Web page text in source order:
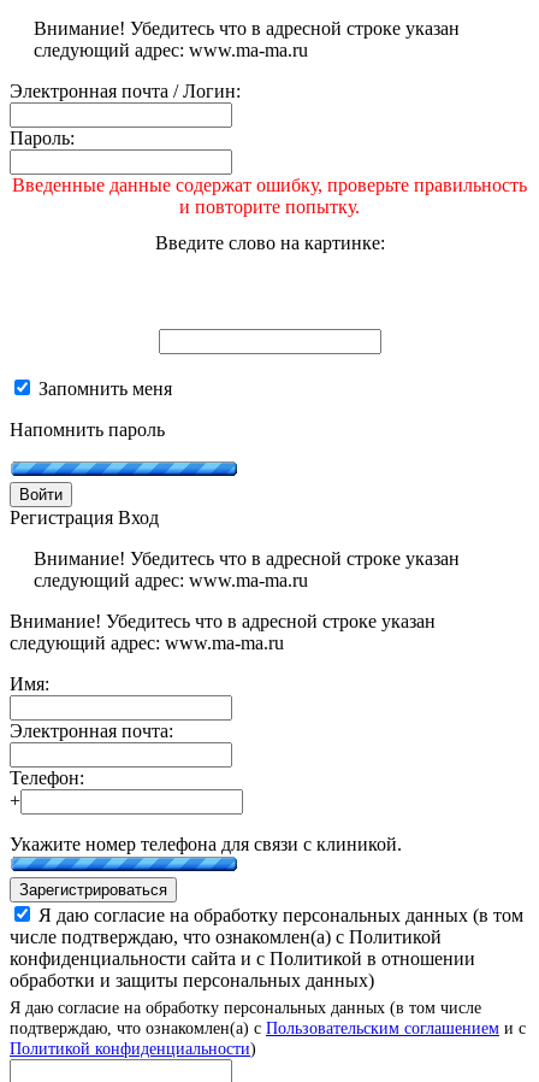
Внимание! Убедитесь что в адресной строке указан
следующий адрес: www.ma-ma.ru
Электронная почта / Логин:
Пароль:
Введенные данные содержат ошибку, проверьте правильность
и повторите попытку.
Введите слово на картинке:
Запомнить меня
Напомнить пароль
Войти
Регистрация Вход
Внимание! Убедитесь что в адресной строке указан
следующий адрес: www.ma-ma.ru
Внимание! Убедитесь что в адресной строке указан
следующий адрес: www.ma-ma.ru
Имя:
Электронная почта:
Телефон:
+
Укажите номер телефона для связи с клиникой.
Зарегистрироваться
Я даю согласие на обработку персональных данных (в том
числе подтверждаю, что ознакомлен(а) с Политикой
конфиденциальности сайта и с Политикой в отношении
обработки и защиты персональных данных)
Я даю согласие на обработку персональных данных (в том числе
подтверждаю, что ознакомлен(а) с Пользовательским соглашением и с
Политикой конфиденциальности)